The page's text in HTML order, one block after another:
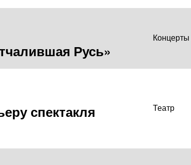
Русь»
Концерты
спектакля
Театр